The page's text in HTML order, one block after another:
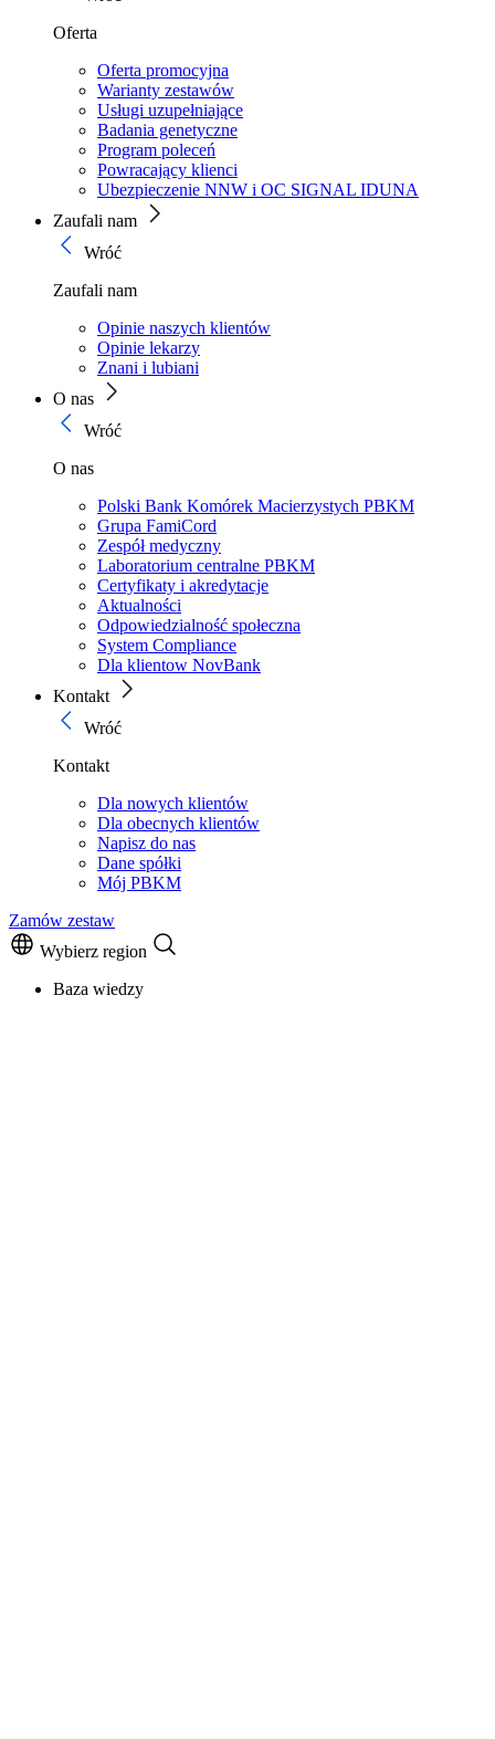
Oferta
Oferta promocyjna
Warianty zestawów
Usługi uzupełniające
Badania genetyczne
Program poleceń
Powracający klienci
Ubezpieczenie NNW i OC SIGNAL IDUNA
Zaufali nam
Wróć
Zaufali nam
Opinie naszych klientów
Opinie lekarzy
Znani i lubiani
O nas
Wróć
O nas
Polski Bank Komórek Macierzystych PBKM
Grupa FamiCord
Zespół medyczny
Laboratorium centralne PBKM
Certyfikaty i akredytacje
Aktualności
Odpowiedzialność społeczna
System Compliance
Dla klientow NovBank
Kontakt
Wróć
Kontakt
Dla nowych klientów
Dla obecnych klientów
Napisz do nas
Dane spółki
Mój PBKM
Zamów zestaw
Wybierz region
Baza wiedzy